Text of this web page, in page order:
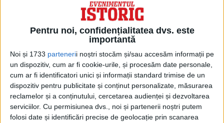
Pentru noi, confidențialitatea dvs. este
importantă
Noi și 1733 partenerii noștri stocăm și/sau accesăm informații pe
un dispozitiv, cum ar fi cookie-urile, și procesăm date personale,
cum ar fi identificatori unici și informații standard trimise de un
dispozitiv pentru publicitate și conținut personalizate, măsurarea
reclamelor și a conținutului, cercetarea audienței și dezvoltarea
serviciilor. Cu permisiunea dvs., noi și partenerii noștri putem
folosi date și identificări precise de geolocație prin scanarea
Încercând din nou să capete satisfacție,
mai ales că iarna era încă aspră și alt
palton n-avea, dr. Mangu a mai insistat de
câteva ori pe lângă doamna Ionescu,
pentru ca în cele din urmă gazda să spună
că „nu l-a invitat nimeni la logodnă și nu o
privește paltonul care i s-a furat”.